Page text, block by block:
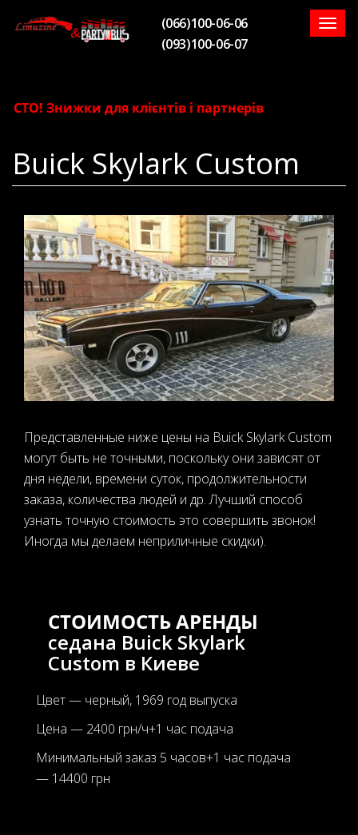
(066)100-06-06
(093)100-06-07
Знижки для клієнтів і партнерів
Buick Skylark Custom
Представленные ниже цены на Buick Skylark Custom
могут быть не точными, поскольку они зависят от
дня недели, времени суток, продолжительности
заказа, количества людей и др. Лучший способ
узнать точную стоимость это совершить звонок!
Иногда мы делаем неприличные скидки).
СТОИМОСТЬ АРЕНДЫ
седана Buick Skylark
Custom в Киеве
Цвет — черный, 1969 год выпуска
Цена — 2400 грн/ч+1 час подача
Минимальный заказ 5 часов+1 час подача
— 14400 грн